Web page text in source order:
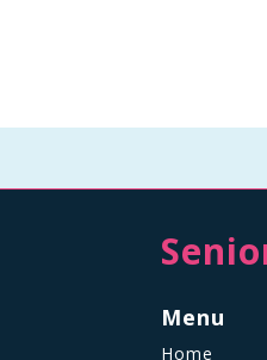
Menu
Home